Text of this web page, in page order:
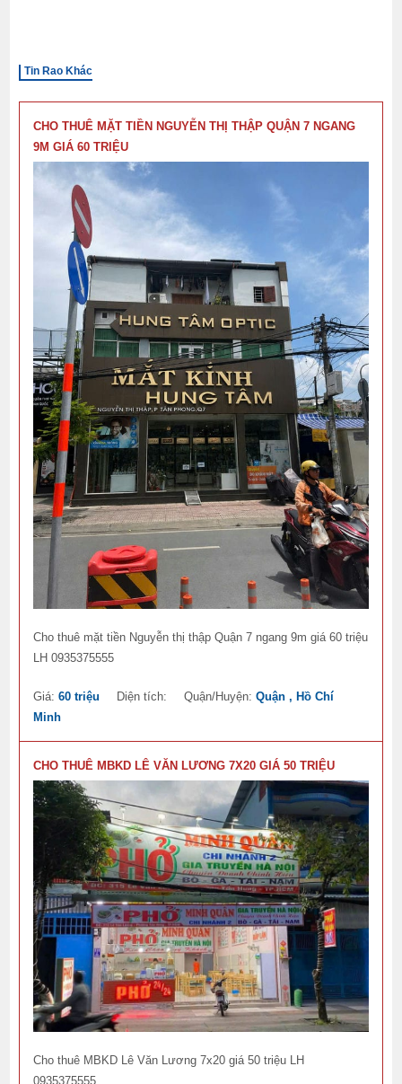
Tin Rao Khác
CHO THUÊ MẶT TIỀN NGUYỄN THỊ THẬP QUẬN 7 NGANG
9M GIÁ 60 TRIỆU
Cho thuê mặt tiền Nguyễn thị thập Quận 7 ngang 9m giá 60 triệu
LH 0935375555
Giá:60 triệu Diện tích: Quận/Huyện:Quận , Hồ Chí
Minh
CHO THUÊ MBKD LÊ VĂN LƯƠNG 7X20 GIÁ 50 TRIỆU
Cho thuê MBKD Lê Văn Lương 7x20 giá 50 triệu LH
0935375555